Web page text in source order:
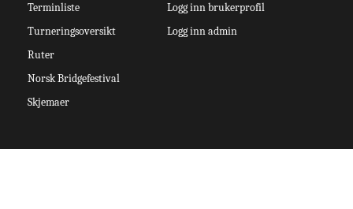
Terminliste
Turneringsoversikt
Ruter
Norsk Bridgefestival
Skjemaer
Logg inn brukerprofil
Logg inn admin